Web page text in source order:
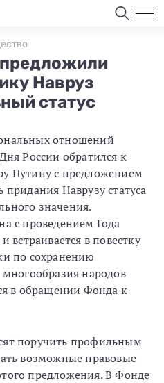
Навруз
статус
отношений
России обратился к
Путину с предложением
Наврузу статуса
значения.
с проведением Года
встраивается в повестку
по сохранению
народов
в обращении Фонда к
поручить профильным
возможные правовые
предложения. В Фонде